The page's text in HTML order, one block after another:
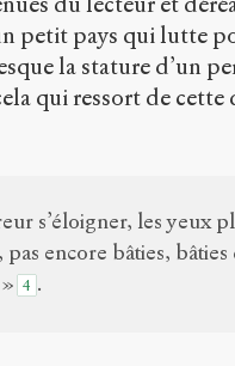
petit pays qui lutte
la stature d’un
qui ressort de
s’éloigner, les yeux
encore bâties, bâties
4 .